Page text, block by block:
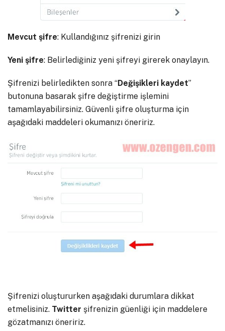
Mevcut şifre: Kullandığınız şifrenizi girin
Yeni şifre: Belirlediğiniz yeni şifreyi girerek onaylayın.
Şifrenizi belirledikten sonra “Değişikleri kaydet”
butonuna basarak şifre değiştirme işlemini
tamamlayabilirsiniz. Güvenli şifre oluşturma için
aşağıdaki maddeleri okumanızı öneririz.
Şifrenizi oluştururken aşağıdaki durumlara dikkat
etmelisiniz. Twitter şifrenizin güenliği için maddelere
gözatmanızı öneririz.